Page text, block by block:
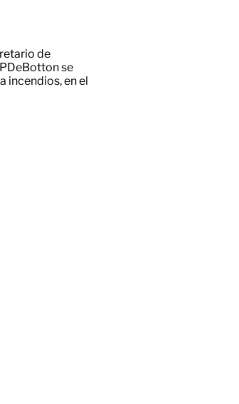
de
se
incendios, en el